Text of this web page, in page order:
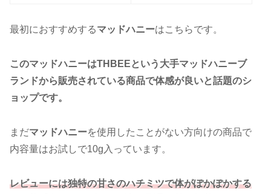
最初におすすめするマッドハニーはこちらです。
このマッドハニーはTHBEEという大手マッドハニーブ
ランドから販売されている商品で体感が良いと話題のシ
ョップです。
まだマッドハニーを使用したことがない方向けの商品で
内容量はお試しで10g入っています。
レビューには独特の甘さのハチミツで体がぽかぽかする